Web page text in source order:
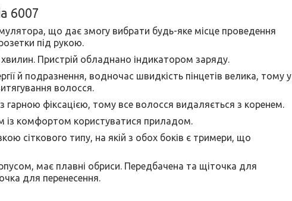
6007
що дає змогу вибрати будь-яке місце проведення
під рукою.
Пристрій обладнано індикатором заряду.
й подразнення, водночас швидкість пінцетів велика, тому у
волосся.
гарною фіксацією, тому все волосся видаляється з коренем.
із комфортом користуватися приладом.
сіткового типу, на якій з обох боків є тримери, що
має плавні обриси. Передбачена та щіточка для
для перенесення.